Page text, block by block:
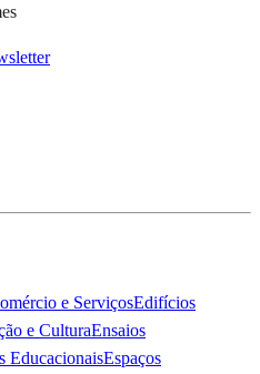
e ServiçosEdifícios
e CulturaEnsaios
EducacionaisEspaços